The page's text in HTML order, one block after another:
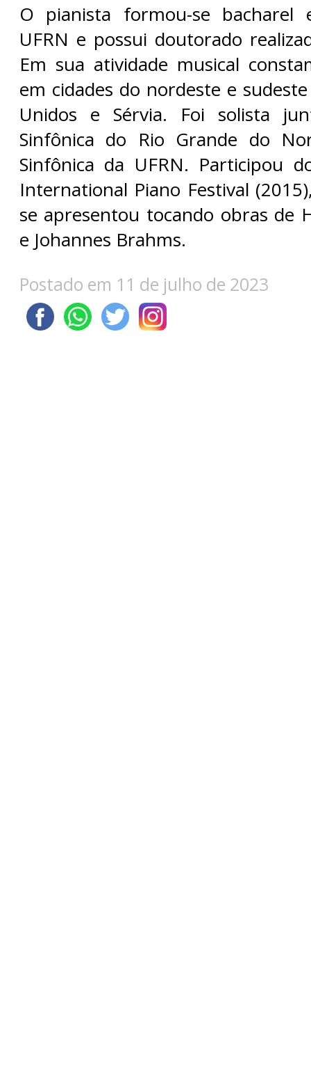
O pianista formou-se bacharel
UFRN e possui doutorado
Em sua atividade musical
em cidades do nordeste e
Unidos e Sérvia. Foi solista
Sinfônica do Rio Grande do
Sinfônica da UFRN. Participou
International Piano Festival
se apresentou tocando obras de
e Johannes Brahms.
Postado em 11 de julho de 2023